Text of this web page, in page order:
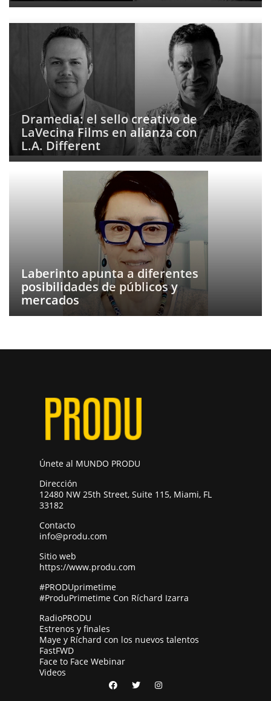
Dramedia: el sello creativo de
LaVecina Films en alianza con
L.A. Different
Laberinto apunta a diferentes
posibilidades de públicos y
mercados
Únete al MUNDO PRODU
Dirección
12480 NW 25th Street, Suite 115, Miami, FL
33182
Contacto
info@produ.com
Sitio web
https://www.produ.com
#PRODUprimetime
#ProduPrimetime Con Ríchard Izarra
RadioPRODU
Estrenos y finales
Maye y Ríchard con los nuevos talentos
FastFWD
Face to Face Webinar
Videos